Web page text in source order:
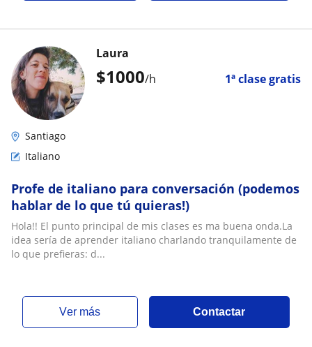
$1000/h 1ª clase gratis
Laura
Santiago
Italiano
Profe de italiano para conversación (podemos
hablar de lo que tú quieras!)
Hola!! El punto principal de mis clases es ma buena onda.La
idea sería de aprender italiano charlando tranquilamente de
lo que prefieras: d...
ver más Contactar